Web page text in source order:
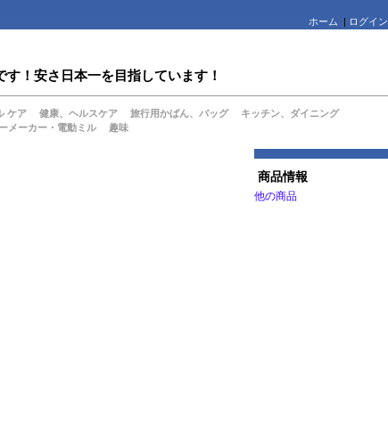
ホーム | ログイン
！安さ日本一を目指しています！
ケア 健康、ヘルスケア 旅行用かばん、バッグ
キッチン、ダイニング
メーカー・電動ミル 趣味
商品情報
他の商品